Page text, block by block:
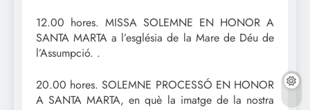
12.00 hores. MISSA SOLEMNE EN HONOR A
SANTA MARTA a l’església de la Mare de Déu de
l’Assumpció. .
20.00 hores. SOLEMNE PROCESSÓ EN HONOR
A SANTA MARTA, en què la imatge de la nostra